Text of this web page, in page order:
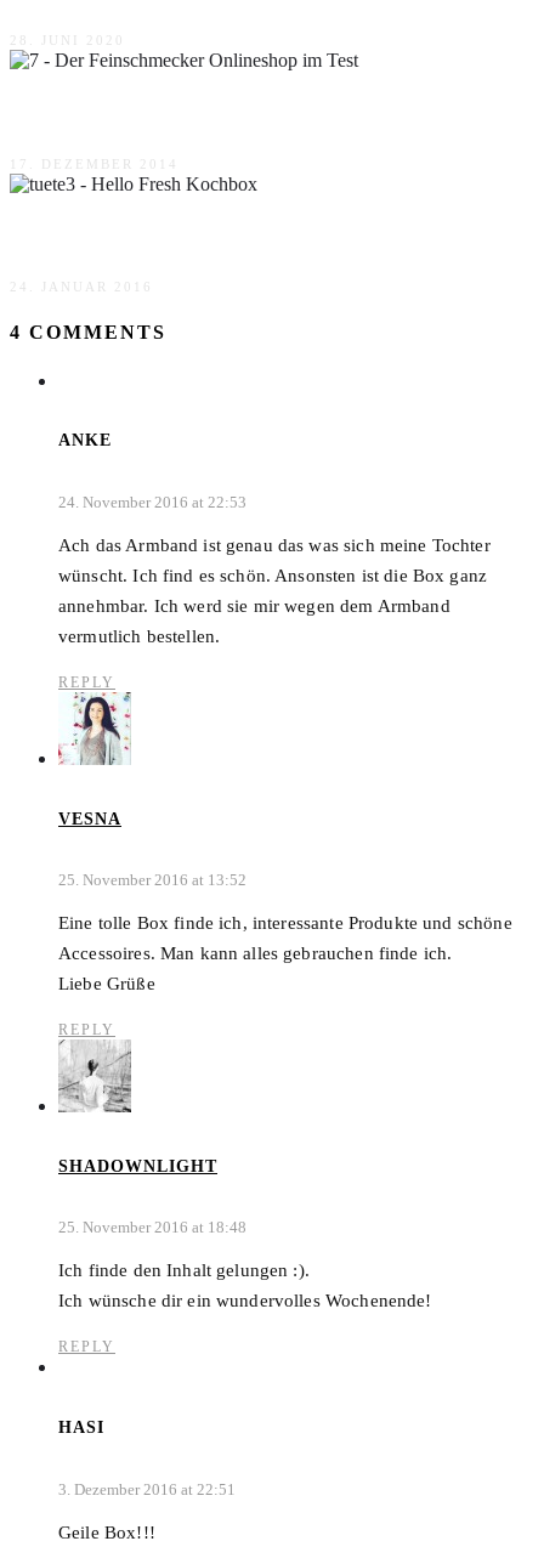
28. JUNI 2020
17. DEZEMBER 2014
24. JANUAR 2016
4 COMMENTS
ANKE
24. November 2016 at 22:53
Ach das Armband ist genau das was sich meine Tochter
wünscht. Ich find es schön. Ansonsten ist die Box ganz
annehmbar. Ich werd sie mir wegen dem Armband
vermutlich bestellen.
REPLY
VESNA
25. November 2016 at 13:52
Eine tolle Box finde ich, interessante Produkte und schöne
Accessoires. Man kann alles gebrauchen finde ich.
Liebe Grüße
REPLY
SHADOWNLIGHT
25. November 2016 at 18:48
Ich finde den Inhalt gelungen :).
Ich wünsche dir ein wundervolles Wochenende!
REPLY
HASI
3. Dezember 2016 at 22:51
Geile Box!!!